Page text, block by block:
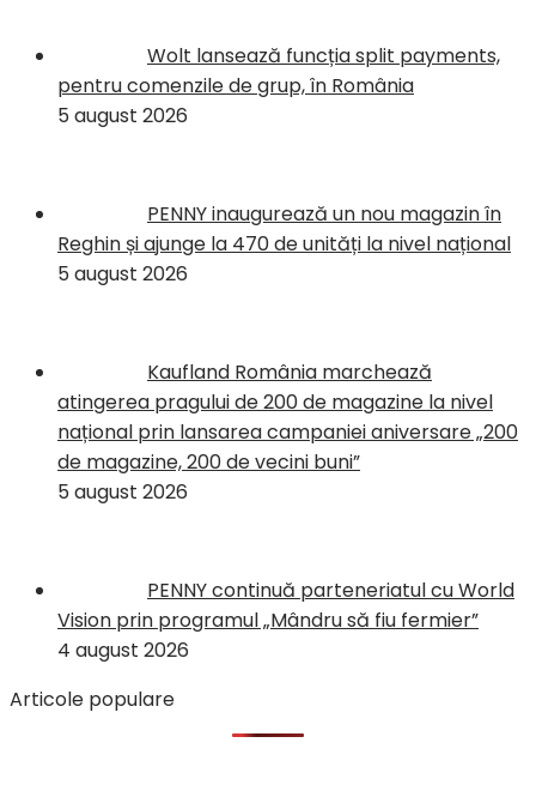
Wolt lansează funcția split payments,
pentru comenzile de grup, în România
5 august 2026
PENNY inaugurează un nou magazin în
Reghin și ajunge la 470 de unități la nivel național
5 august 2026
Kaufland România marchează
atingerea pragului de 200 de magazine la nivel
național prin lansarea campaniei aniversare „200
de magazine, 200 de vecini buni”
5 august 2026
PENNY continuă parteneriatul cu World
Vision prin programul „Mândru să fiu fermier”
4 august 2026
Articole populare